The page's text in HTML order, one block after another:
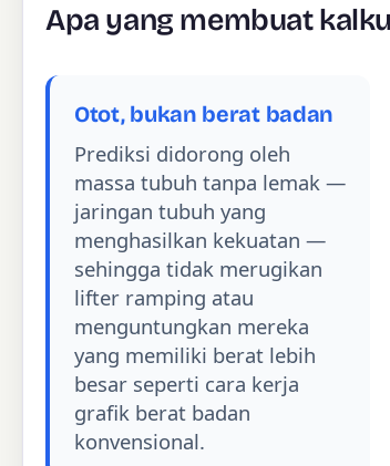
Apa yang membuat
Otot, bukan berat badan
Prediksi didorong oleh
massa tubuh tanpa lemak —
jaringan tubuh yang
menghasilkan kekuatan —
sehingga tidak merugikan
lifter ramping atau
menguntungkan mereka
yang memiliki berat lebih
besar seperti cara kerja
grafik berat badan
konvensional.